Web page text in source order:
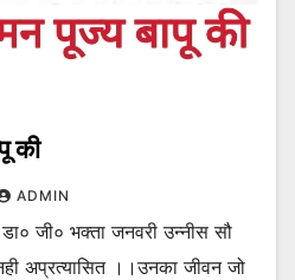
की
ADMIN
जी० भक्ता जनवरी उन्नीस सौ
अप्रत्यासित ।।उनका जीवन जो